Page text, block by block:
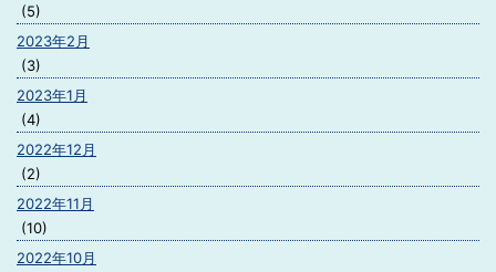
(5)
2023年2月
(3)
2023年1月
(4)
2022年12月
(2)
2022年11月
(10)
2022年10月